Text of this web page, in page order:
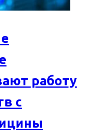
работу
с